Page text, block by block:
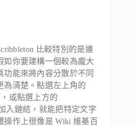
比較特別的是連
如你要建構一個較為龐大
功能來將內容分散於不同
為清楚。點選左上角的
或點選上方的
入鏈結，就能把特定文字
操作上很像是 Wiki 維基百